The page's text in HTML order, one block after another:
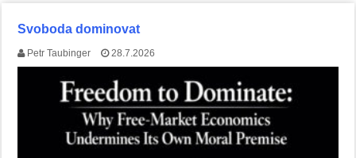
Svoboda dominovat
Petr Taubinger 28.7.2026